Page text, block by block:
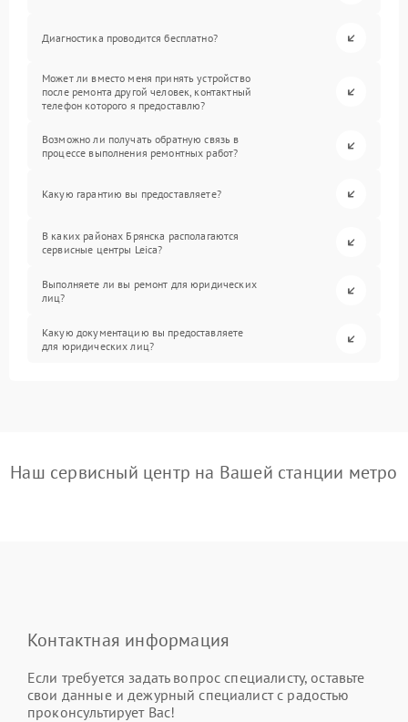
Диагностика проводится бесплатно?
Может ли вместо меня принять устройство
после ремонта другой человек, контактный
телефон которого я предоставлю?
Возможно ли получать обратную связь в
процессе выполнения ремонтных работ?
Какую гарантию вы предоставляете?
В каких районах Брянска располагаются
сервисные центры Leica?
Выполняете ли вы ремонт для юридических
лиц?
Какую документацию вы предоставляете
для юридических лиц?
Наш сервисный центр на Вашей станции метро
Контактная информация
Если требуется задать вопрос специалисту, оставьте
свои данные и дежурный специалист с радостью
проконсультирует Вас!